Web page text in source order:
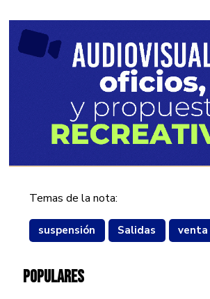
Temas de la nota:
suspensión Salidas venta
POPULARES